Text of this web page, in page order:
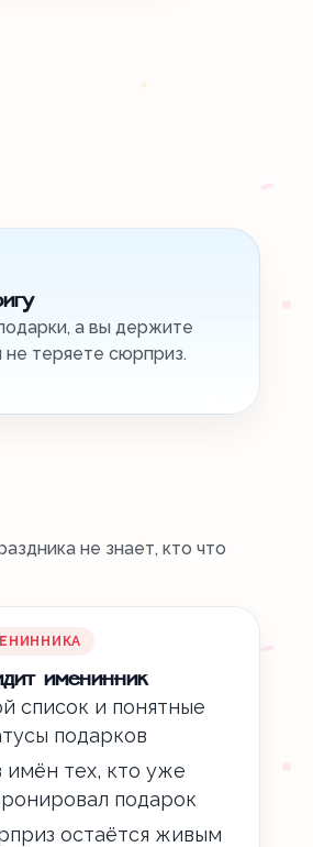
а вы держите
не теряете сюрприз.
не знает, кто что
именинник
список и понятные
подарков
имён тех, кто уже
подарок
остаётся живым